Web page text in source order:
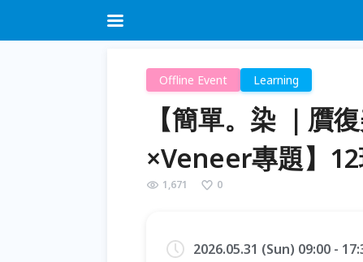
Offline Event Learning
【簡單。染 ｜贋
×Veneer專題】
1,671 0
2026.05.31 (Sun) 09:00 -